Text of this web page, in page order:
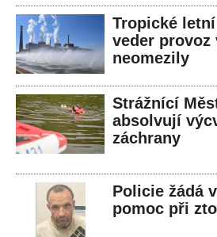
Tropické
veder provoz
neomezily
Strážnící
absolvují
záchrany
Policie žádá
pomoc při